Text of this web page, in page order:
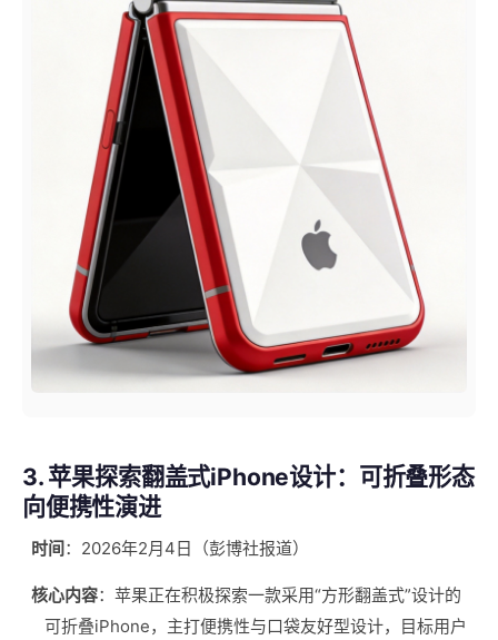
3. 苹果探索翻盖式iPhone设计：可折叠形态
向便携性演进
时间 ：2026年2月4日（彭博社报道）
核心内容：苹果正在积极探索一款采用“方形翻盖式”设计的
可折叠iPhone，主打便携性与口袋友好型设计，目标用户